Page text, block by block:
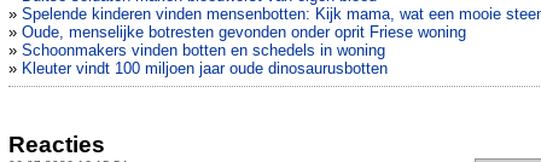
» Spelende kinderen vinden mensenbotten: Kijk mama, wat een mooie
» Oude, menselijke botresten gevonden onder oprit Friese woning
» Schoonmakers vinden botten en schedels in woning
» Kleuter vindt 100 miljoen jaar oude dinosaurusbotten
Reacties